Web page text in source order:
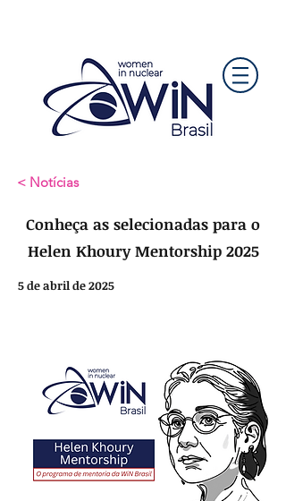
< Notícias
Conheça as selecionadas para o
Helen Khoury Mentorship 2025
5 de abril de 2025